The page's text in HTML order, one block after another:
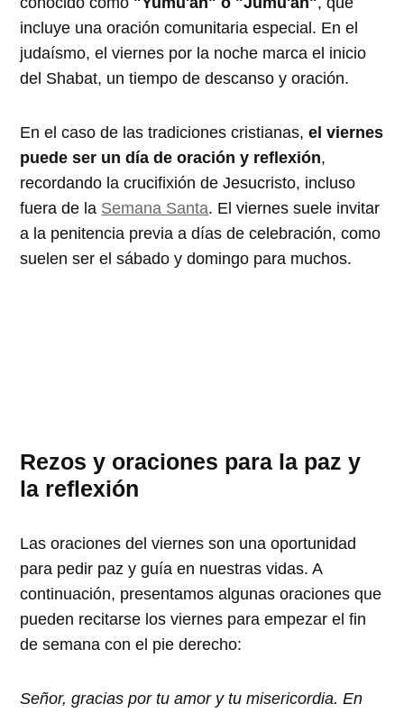
incluye una oración comunitaria especial. En el
judaísmo, el viernes por la noche marca el inicio
del Shabat, un tiempo de descanso y oración.
En el caso de las tradiciones cristianas,el viernes
puede ser un día de oración y reflexión,
recordando la crucifixión de Jesucristo, incluso
fuera de la Semana Santa. El viernes suele invitar
a la penitencia previa a días de celebración, como
suelen ser el sábado y domingo para muchos.
Rezos y oraciones para la paz y
la reflexión
Las oraciones del viernes son una oportunidad
para pedir paz y guía en nuestras vidas. A
continuación, presentamos algunas oraciones que
pueden recitarse los viernes para empezar el fin
de semana con el pie derecho:
Señor, gracias por tu amor y tu misericordia. En